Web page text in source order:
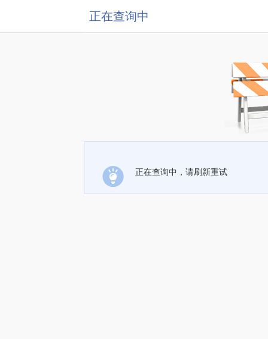
正在查询中
正在查询中，请刷新重试